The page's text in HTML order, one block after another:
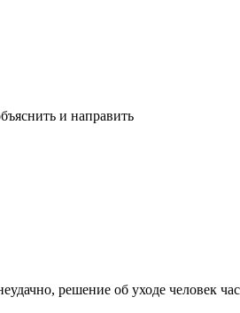
и направить
решение об уходе человек